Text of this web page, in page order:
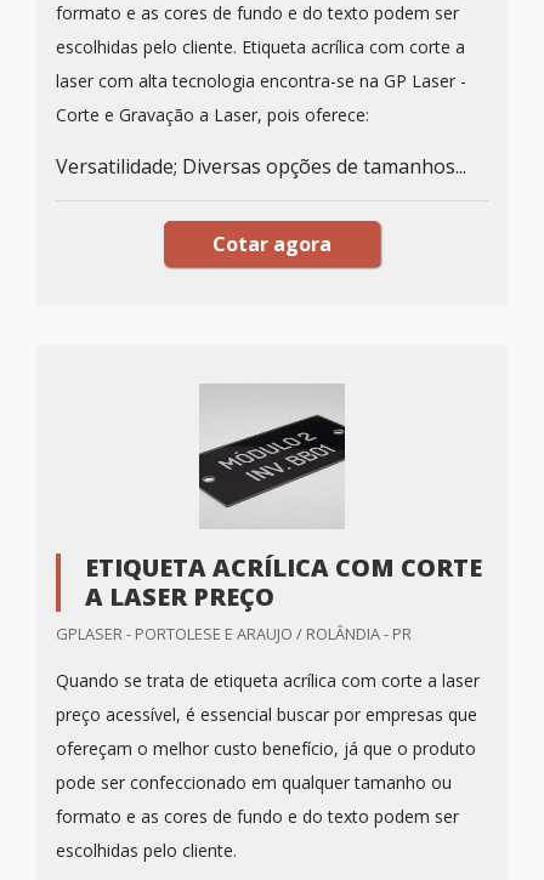
formato e as cores de fundo e do texto podem ser
escolhidas pelo cliente. Etiqueta acrílica com corte a
laser com alta tecnologia encontra-se na GP Laser -
Corte e Gravação a Laser, pois oferece:
Versatilidade; Diversas opções de tamanhos...
Cotar agora
ETIQUETA ACRÍLICA COM CORTE
A LASER PREÇO
GPLASER - PORTOLESE E ARAUJO / ROLÂNDIA - PR
Quando se trata de etiqueta acrílica com corte a laser
preço acessível, é essencial buscar por empresas que
ofereçam o melhor custo benefício, já que o produto
pode ser confeccionado em qualquer tamanho ou
formato e as cores de fundo e do texto podem ser
escolhidas pelo cliente.